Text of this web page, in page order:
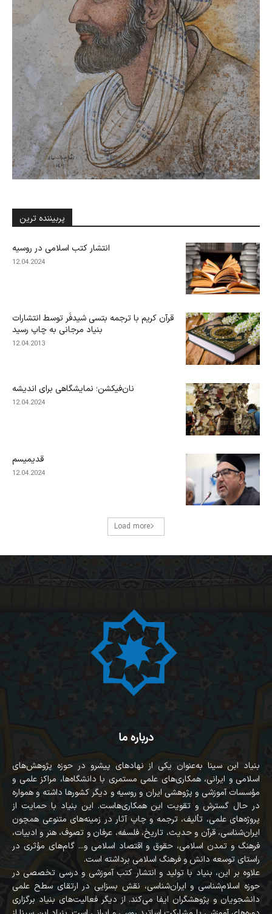
پربیننده ترین
انتشار کتب اسلامی در روسیه
12.04.2024
قرآن کریم با ترجمه بتسی شیدفَر توسط انتشارات
بنیاد مرجانی به چاپ رسید
12.04.2013
نان‌فیکشن؛ نمایشگاهی برای اندیشه
12.04.2024
قدیمیسم
12.04.2024
Load more
درباره ما
بنیاد ابن سینا به‌عنوان یکی از نهادهای پیشرو در حوزه پژوهش‌های
اسلامی و ایرانی، همکاری‌های علمی مستمری با دانشگاه‌ها، مراکز علمی و
مؤسسات آموزشی و پژوهشی ایران و روسیه و دیگر کشورها داشته و همواره
در حال گسترش و تقویت این همکاری‌هاست. این بنیاد با حمایت از
پروژه‌های علمی، تألیف، ترجمه و چاپ آثار در زمینه‌های متنوعی همچون
ایران‌شناسی، قرآن‌ و حدیث، تاریخ، فلسفه، عرفان و تصوف، هنر و ادبیات،
فرهنگ و تمدن اسلامی، حقوق و اقتصاد اسلامی و... گام‌های مؤثری در
راستای توسعه دانش و فرهنگ اسلامی برداشته است.
علاوه بر این، بنیاد با تولید و انتشار کتب آموزشی و درسی تخصصی در
حوزه اسلام‌شناسی و ایران‌شناسی، نقش بسزایی در ارتقای سطح علمی
دانشجویان و پژوهشگران ایفا می‌کند. از دیگر فعالیت‌های بنیاد برگزاری